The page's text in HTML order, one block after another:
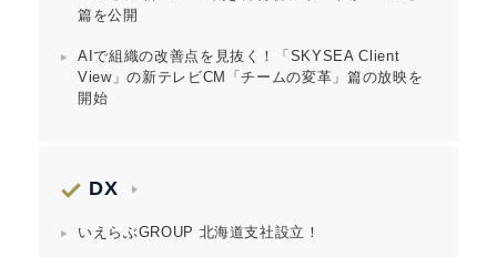
篇を公開
AIで組織の改善点を見抜く！「SKYSEA Client
View」の新テレビCM「チームの変革」篇の放映を
開始
DX
いえらぶGROUP 北海道支社設立！